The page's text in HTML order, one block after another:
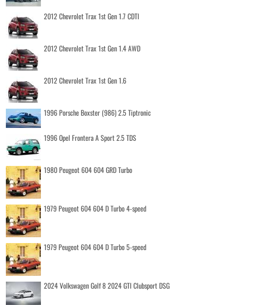
2012 Chevrolet Trax 1st Gen 1.7 CDTI
2012 Chevrolet Trax 1st Gen 1.4 AWD
2012 Chevrolet Trax 1st Gen 1.6
1996 Porsche Boxster (986) 2.5 Tiptronic
1996 Opel Frontera A Sport 2.5 TDS
1980 Peugeot 604 604 GRD Turbo
1979 Peugeot 604 604 D Turbo 4-speed
1979 Peugeot 604 604 D Turbo 5-speed
2024 Volkswagen Golf 8 2024 GTI Clubsport DSG